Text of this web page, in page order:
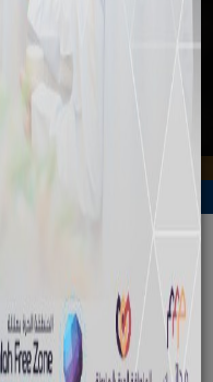
افتتاح أول وحدة لتكرير
الرجوع
افتتاح أول وحدة
للاستخدام